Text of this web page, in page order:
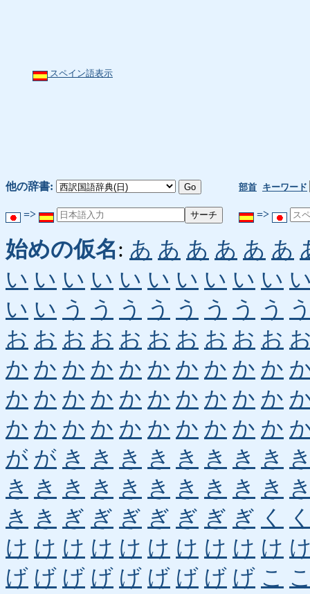
スペイン語表示
他の辞書: 部首 キーワード
=> =>
始めの仮名: あ あ あ あ あ あ
い い い い い い い い い い
い い う う う う う う う う
お お お お お お お お お お
か か か か か か か か か か
か か か か か か か か か か
か か か か か か か か か か
が が き き き き き き き き
き き き き き き き き き き
き き ぎ ぎ ぎ ぎ ぎ ぎ ぎ く
け け け け け け け け け け
げ げ げ げ げ げ げ げ げ こ